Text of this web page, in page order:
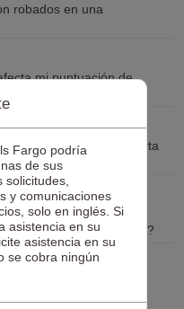
robados en una
mi puntuación de
de crédito o una alerta
si es posible que mi
vulneración de datos?
Fargo podría
de sus
solicitudes,
y comunicaciones
solo en inglés. Si
asistencia en su
asistencia en su
se cobra ningún